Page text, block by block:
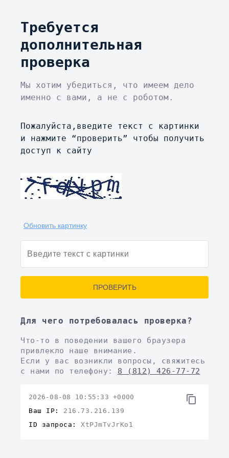
Требуется
дополнительная
проверка
Мы хотим убедиться, что имеем дело
именно с вами, а не с роботом.
Пожалуйста,введите текст с картинки
и нажмите “проверить” чтобы получить
доступ к сайту
Обновить картинку
ПРОВЕРИТЬ
Для чего потребовалась проверка?
Что-то в поведении вашего браузера
привлекло наше внимание.
Если у вас возникли вопросы, свяжитесь
с нами по телефону: 8 (812) 426-77-72
2026-08-08 10:55:33 +0000
Ваш IP: 216.73.216.139
ID запроса: XtPJmTvJrKo1